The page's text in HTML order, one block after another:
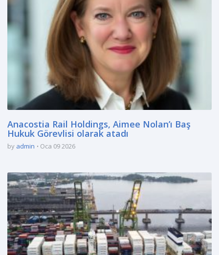
Anacostia Rail Holdings, Aimee Nolan’ı Baş
Hukuk Görevlisi olarak atadı
by admin Oca 09 2026